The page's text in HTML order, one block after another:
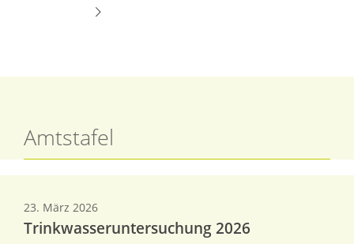
Amtstafel
23. März 2026
Trinkwasseruntersuchung 2026